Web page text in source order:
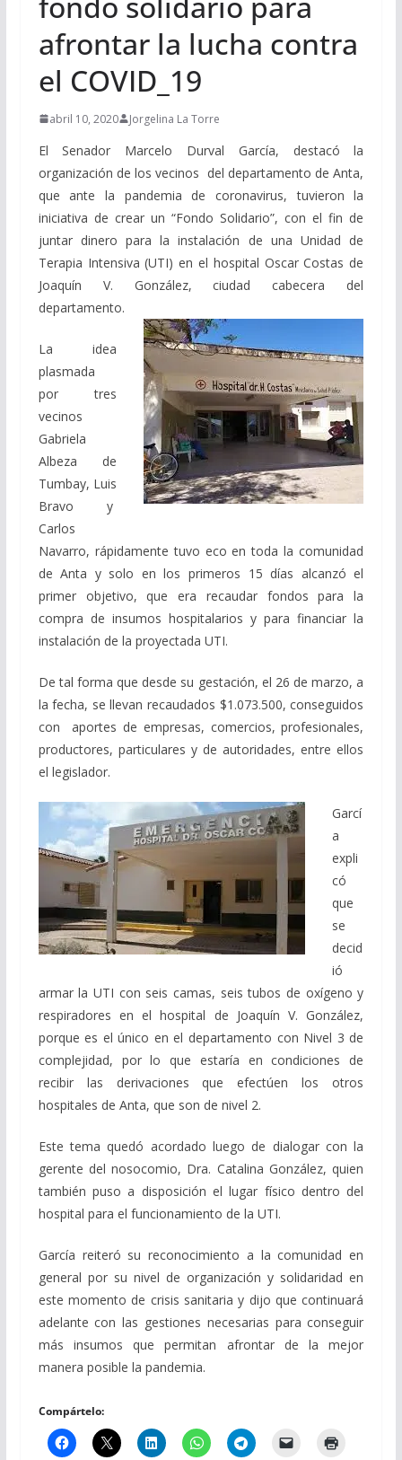
afrontar la lucha contra
el COVID_19
abril 10, 2020 Jorgelina La Torre
El Senador Marcelo Durval García, destacó la
organización de los vecinos del departamento de Anta,
que ante la pandemia de coronavirus, tuvieron la
iniciativa de crear un “Fondo Solidario”, con el fin de
juntar dinero para la instalación de una Unidad de
Terapia Intensiva (UTI) en el hospital Oscar Costas de
Joaquín V. González, ciudad cabecera del
departamento.
La idea
plasmada
por tres
vecinos
Gabriela
Albeza de
Tumbay, Luis
Bravo y
Carlos
Navarro, rápidamente tuvo eco en toda la comunidad
de Anta y solo en los primeros 15 días alcanzó el
primer objetivo, que era recaudar fondos para la
compra de insumos hospitalarios y para financiar la
instalación de la proyectada UTI.
De tal forma que desde su gestación, el 26 de marzo, a
la fecha, se llevan recaudados $1.073.500, conseguidos
con aportes de empresas, comercios, profesionales,
productores, particulares y de autoridades, entre ellos
el legislador.
Garcí
a
expli
có
que
se
decid
ió
armar la UTI con seis camas, seis tubos de oxígeno y
respiradores en el hospital de Joaquín V. González,
porque es el único en el departamento con Nivel 3 de
complejidad, por lo que estaría en condiciones de
recibir las derivaciones que efectúen los otros
hospitales de Anta, que son de nivel 2.
Este tema quedó acordado luego de dialogar con la
gerente del nosocomio, Dra. Catalina González, quien
también puso a disposición el lugar físico dentro del
hospital para el funcionamiento de la UTI.
García reiteró su reconocimiento a la comunidad en
general por su nivel de organización y solidaridad en
este momento de crisis sanitaria y dijo que continuará
adelante con las gestiones necesarias para conseguir
más insumos que permitan afrontar de la mejor
manera posible la pandemia.
Compártelo: